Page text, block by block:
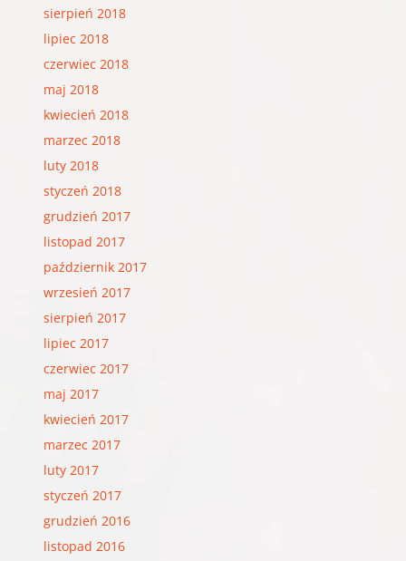
sierpień 2018
lipiec 2018
czerwiec 2018
maj 2018
kwiecień 2018
marzec 2018
luty 2018
styczeń 2018
grudzień 2017
listopad 2017
październik 2017
wrzesień 2017
sierpień 2017
lipiec 2017
czerwiec 2017
maj 2017
kwiecień 2017
marzec 2017
luty 2017
styczeń 2017
grudzień 2016
listopad 2016